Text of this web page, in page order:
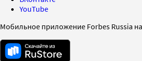
YouTube
Мобильное приложение Forbes Russia